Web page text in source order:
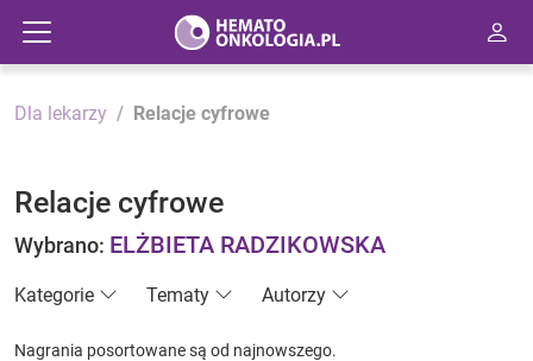
Dla lekarzy Relacje cyfrowe
Relacje cyfrowe
Wybrano: ELŻBIETA RADZIKOWSKA
Kategorie Tematy Autorzy
Nagrania posortowane są od najnowszego.